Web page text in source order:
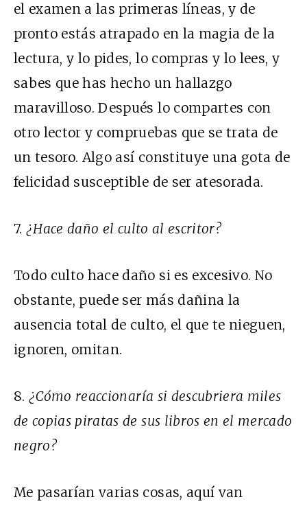
el examen a las primeras líneas, y de
pronto estás atrapado en la magia de la
lectura, y lo pides, lo compras y lo lees, y
sabes que has hecho un hallazgo
maravilloso. Después lo compartes con
otro lector y compruebas que se trata de
un tesoro. Algo así constituye una gota de
felicidad susceptible de ser atesorada.
7.¿Hace daño el culto al escritor?
Todo culto hace daño si es excesivo. No
obstante, puede ser más dañina la
ausencia total de culto, el que te nieguen,
ignoren, omitan.
8.¿Cómo reaccionaría si descubriera miles
de copias piratas de sus libros en el mercado
negro?
Me pasarían varias cosas, aquí van